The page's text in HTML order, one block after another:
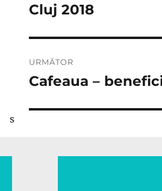
articole
anterior:
Cluj 2018
URMĂTOR
Articolul
Cafeaua –
s